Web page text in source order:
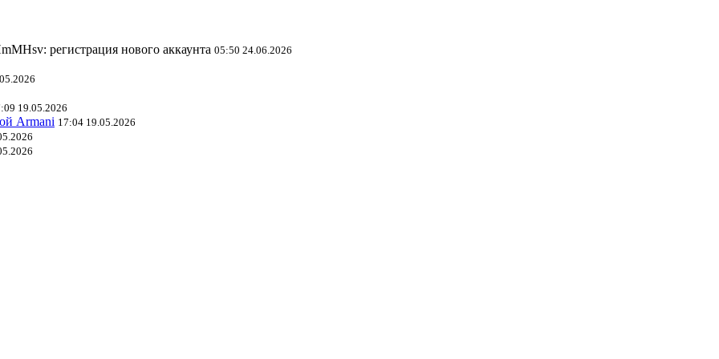
регистрация нового аккаунта
Armani 17:04 19.05.2026
регистрация нового аккаунта